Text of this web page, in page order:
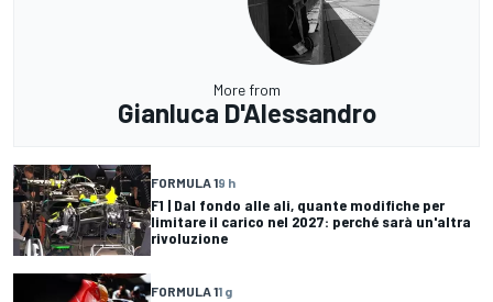
More from
Gianluca D'Alessandro
FORMULA 19 h
F1 | Dal fondo alle ali, quante modifiche per
limitare il carico nel 2027: perché sarà un'altra
rivoluzione
FORMULA 11 g